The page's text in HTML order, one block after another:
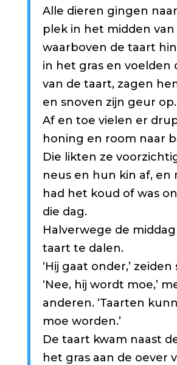
Alle dieren gingen
plek in het midden
waarboven de taart
in het gras en voelden
van de taart, zagen
en snoven zijn geur op.
Af en toe vielen er
honing en room naar
Die likten ze
neus en hun kin af, en
had het koud of was
die dag.
Halverwege de
taart te dalen.
‘Hij gaat onder,’
‘Nee, hij wordt moe,’
anderen. ‘Taarten
moe worden.’
De taart kwam naast
het gras aan de oever